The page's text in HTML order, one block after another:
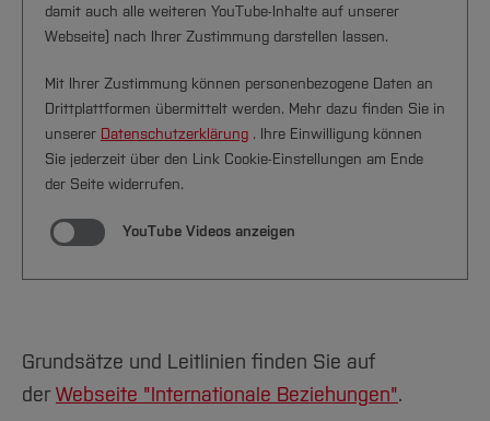
damit auch alle weiteren YouTube-Inhalte auf unserer
Webseite) nach Ihrer Zustimmung darstellen lassen.
Mit Ihrer Zustimmung können personenbezogene Daten an
Drittplattformen übermittelt werden. Mehr dazu finden Sie in
unserer Datenschutzerklärung . Ihre Einwilligung können
Sie jederzeit über den Link Cookie-Einstellungen am Ende
der Seite widerrufen.
YouTube Videos anzeigen
Grundsätze und Leitlinien finden Sie auf
derWebseite "Internationale Beziehungen".